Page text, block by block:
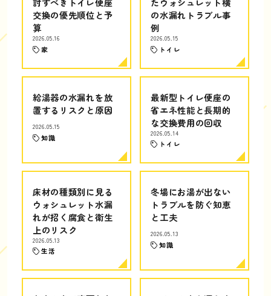
交換の優先順位と予
算
2026.05.16
家
の水漏れトラブル事
例
2026.05.15
トイレ
給湯器の水漏れを放
置するリスクと原因
2026.05.15
知識
最新型トイレ便座の
省エネ性能と長期的
な交換費用の回収
2026.05.14
トイレ
床材の種類別に見る
ウォシュレット水漏
れが招く腐食と衛生
上のリスク
2026.05.13
生活
冬場にお湯が出ない
トラブルを防ぐ知恵
と工夫
2026.05.13
知識